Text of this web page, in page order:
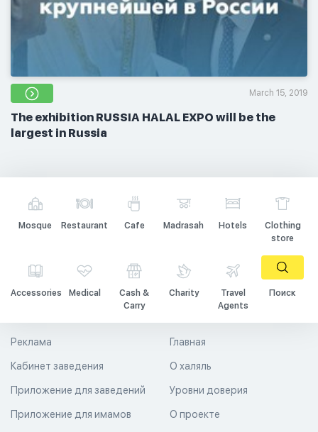
March 15, 2019
The exhibition RUSSIA HALAL EXPO will be the
largest in Russia
Mosque Restaurant Cafe Madrasah Hotels
Clothing
store
Accessories Medical
Cash &
Carry
Charity
Travel
Agents
Поиск
Главная
О халяль
Уровни доверия
Реклама
Кабинет заведения
Приложение для заведений
Приложение для имамов О проекте